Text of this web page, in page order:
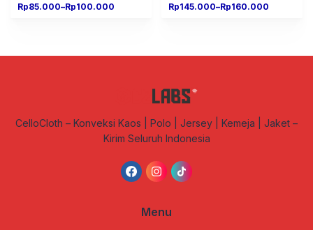
Rp85.000–Rp100.000
Price
range:
Rp145.000–Rp160.000
Price
range:
CelloCloth – Konveksi Kaos | Polo | Jersey | Kemeja | Jaket –
Kirim Seluruh Indonesia
Menu